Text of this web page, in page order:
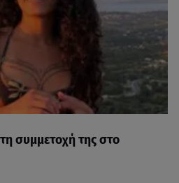
συμμετοχή της στο